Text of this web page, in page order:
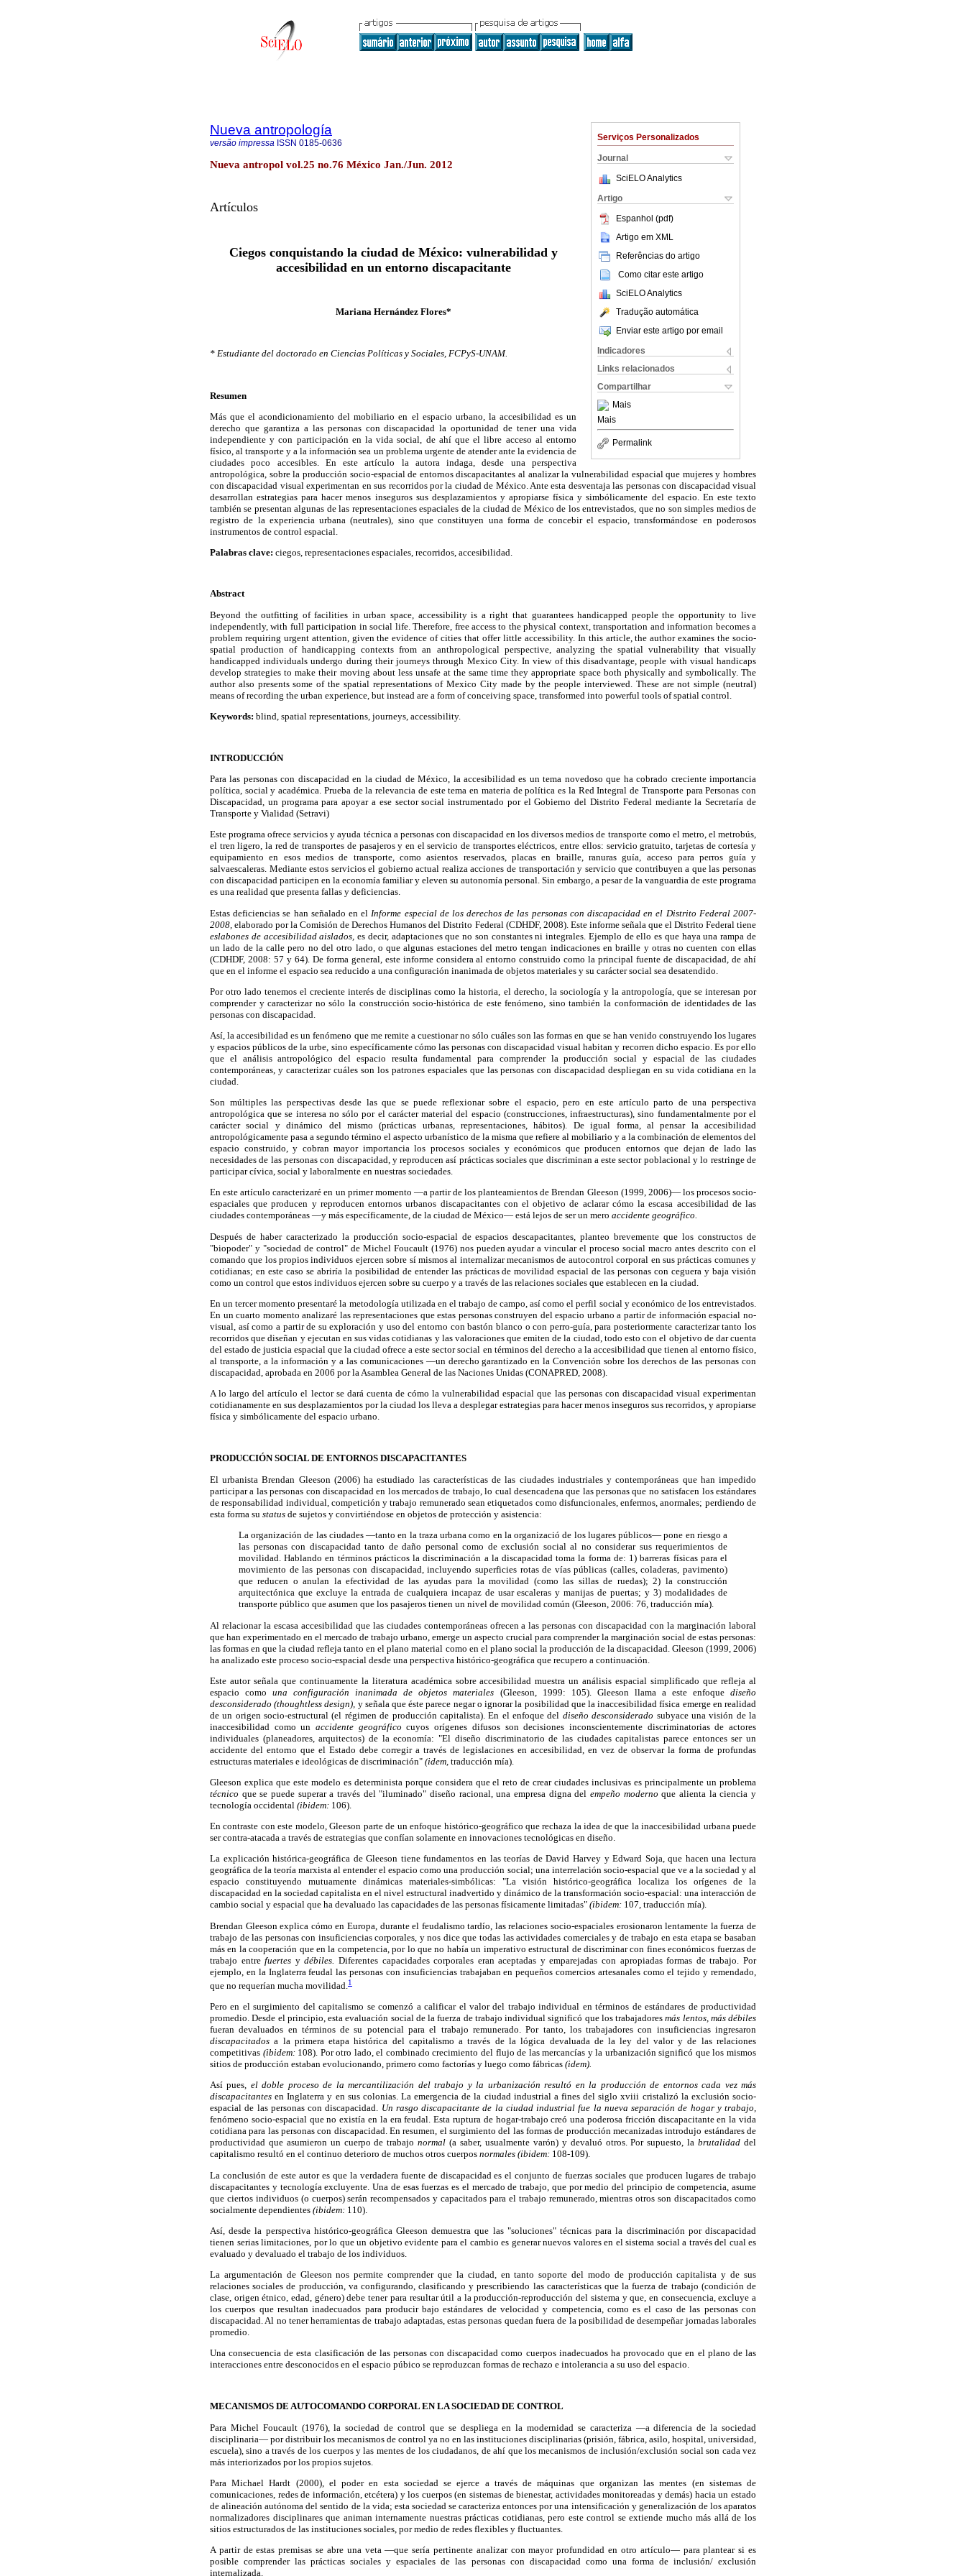
Serviços Personalizados
Journal
SciELO Analytics
Artigo
Espanhol (pdf)
Artigo em XML
Referências do artigo
Como citar este artigo
SciELO Analytics
Tradução automática
Enviar este artigo por email
Indicadores
Links relacionados
Compartilhar
Mais
Mais
Permalink
Nueva antropología
versão impressa ISSN 0185-0636
Nueva antropol vol.25 no.76 México Jan./Jun. 2012
Artículos
Ciegos conquistando la ciudad de México: vulnerabilidad y
accesibilidad en un entorno discapacitante
Mariana Hernández Flores*
* Estudiante del doctorado en Ciencias Políticas y Sociales, FCPyS-UNAM.
Resumen
Más que el acondicionamiento del mobiliario en el espacio urbano, la accesibilidad es un
derecho que garantiza a las personas con discapacidad la oportunidad de tener una vida
independiente y con participación en la vida social, de ahí que el libre acceso al entorno
físico, al transporte y a la información sea un problema urgente de atender ante la evidencia de
ciudades poco accesibles. En este artículo la autora indaga, desde una perspectiva
antropológica, sobre la producción socio-espacial de entornos discapacitantes al analizar la vulnerabilidad espacial que mujeres y hombres
con discapacidad visual experimentan en sus recorridos por la ciudad de México. Ante esta desventaja las personas con discapacidad visual
desarrollan estrategias para hacer menos inseguros sus desplazamientos y apropiarse física y simbólicamente del espacio. En este texto
también se presentan algunas de las representaciones espaciales de la ciudad de México de los entrevistados, que no son simples medios de
registro de la experiencia urbana (neutrales), sino que constituyen una forma de concebir el espacio, transformándose en poderosos
instrumentos de control espacial.
Palabras clave: ciegos, representaciones espaciales, recorridos, accesibilidad.
Abstract
Beyond the outfitting of facilities in urban space, accessibility is a right that guarantees handicapped people the opportunity to live
independently, with full participation in social life. Therefore, free access to the physical context, transportation and information becomes a
problem requiring urgent attention, given the evidence of cities that offer little accessibility. In this article, the author examines the socio-
spatial production of handicapping contexts from an anthropological perspective, analyzing the spatial vulnerability that visually
handicapped individuals undergo during their journeys through Mexico City. In view of this disadvantage, people with visual handicaps
develop strategies to make their moving about less unsafe at the same time they appropriate space both physically and symbolically. The
author also presents some of the spatial representations of Mexico City made by the people interviewed. These are not simple (neutral)
means of recording the urban experience, but instead are a form of conceiving space, transformed into powerful tools of spatial control.
Keywords: blind, spatial representations, journeys, accessibility.
INTRODUCCIÓN
Para las personas con discapacidad en la ciudad de México, la accesibilidad es un tema novedoso que ha cobrado creciente importancia
política, social y académica. Prueba de la relevancia de este tema en materia de política es la Red Integral de Transporte para Personas con
Discapacidad, un programa para apoyar a ese sector social instrumentado por el Gobierno del Distrito Federal mediante la Secretaría de
Transporte y Vialidad (Setravi)
Este programa ofrece servicios y ayuda técnica a personas con discapacidad en los diversos medios de transporte como el metro, el metrobús,
el tren ligero, la red de transportes de pasajeros y en el servicio de transportes eléctricos, entre ellos: servicio gratuito, tarjetas de cortesía y
equipamiento en esos medios de transporte, como asientos reservados, placas en braille, ranuras guía, acceso para perros guía y
salvaescaleras. Mediante estos servicios el gobierno actual realiza acciones de transportación y servicio que contribuyen a que las personas
con discapacidad participen en la economía familiar y eleven su autonomía personal. Sin embargo, a pesar de la vanguardia de este programa
es una realidad que presenta fallas y deficiencias.
Estas deficiencias se han señalado en el Informe especial de los derechos de las personas con discapacidad en el Distrito Federal 2007-
2008, elaborado por la Comisión de Derechos Humanos del Distrito Federal (CDHDF, 2008). Este informe señala que el Distrito Federal tiene
eslabones de accesibilidad aislados, es decir, adaptaciones que no son constantes ni integrales. Ejemplo de ello es que haya una rampa de
un lado de la calle pero no del otro lado, o que algunas estaciones del metro tengan indicaciones en braille y otras no cuenten con ellas
(CDHDF, 2008: 57 y 64). De forma general, este informe considera al entorno construido como la principal fuente de discapacidad, de ahí
que en el informe el espacio sea reducido a una configuración inanimada de objetos materiales y su carácter social sea desatendido.
Por otro lado tenemos el creciente interés de disciplinas como la historia, el derecho, la sociología y la antropología, que se interesan por
comprender y caracterizar no sólo la construcción socio-histórica de este fenómeno, sino también la conformación de identidades de las
personas con discapacidad.
Así, la accesibilidad es un fenómeno que me remite a cuestionar no sólo cuáles son las formas en que se han venido construyendo los lugares
y espacios públicos de la urbe, sino específicamente cómo las personas con discapacidad visual habitan y recorren dicho espacio. Es por ello
que el análisis antropológico del espacio resulta fundamental para comprender la producción social y espacial de las ciudades
contemporáneas, y caracterizar cuáles son los patrones espaciales que las personas con discapacidad despliegan en su vida cotidiana en la
ciudad.
Son múltiples las perspectivas desde las que se puede reflexionar sobre el espacio, pero en este artículo parto de una perspectiva
antropológica que se interesa no sólo por el carácter material del espacio (construcciones, infraestructuras), sino fundamentalmente por el
carácter social y dinámico del mismo (prácticas urbanas, representaciones, hábitos). De igual forma, al pensar la accesibilidad
antropológicamente pasa a segundo término el aspecto urbanístico de la misma que refiere al mobiliario y a la combinación de elementos del
espacio construido, y cobran mayor importancia los procesos sociales y económicos que producen entornos que dejan de lado las
necesidades de las personas con discapacidad, y reproducen así prácticas sociales que discriminan a este sector poblacional y lo restringe de
participar cívica, social y laboralmente en nuestras sociedades.
En este artículo caracterizaré en un primer momento —a partir de los planteamientos de Brendan Gleeson (1999, 2006)— los procesos socio-
espaciales que producen y reproducen entornos urbanos discapacitantes con el objetivo de aclarar cómo la escasa accesibilidad de las
ciudades contemporáneas —y más específicamente, de la ciudad de México— está lejos de ser un mero accidente geográfico.
Después de haber caracterizado la producción socio-espacial de espacios descapacitantes, planteo brevemente que los constructos de
"biopoder" y "sociedad de control" de Michel Foucault (1976) nos pueden ayudar a vincular el proceso social macro antes descrito con el
comando que los propios individuos ejercen sobre sí mismos al internalizar mecanismos de autocontrol corporal en sus prácticas comunes y
cotidianas; en este caso se abriría la posibilidad de entender las prácticas de movilidad espacial de las personas con ceguera y baja visión
como un control que estos individuos ejercen sobre su cuerpo y a través de las relaciones sociales que establecen en la ciudad.
En un tercer momento presentaré la metodología utilizada en el trabajo de campo, así como el perfil social y económico de los entrevistados.
En un cuarto momento analizaré las representaciones que estas personas construyen del espacio urbano a partir de información espacial no-
visual, así como a partir de su exploración y uso del entorno con bastón blanco o con perro-guía, para posteriormente caracterizar tanto los
recorridos que diseñan y ejecutan en sus vidas cotidianas y las valoraciones que emiten de la ciudad, todo esto con el objetivo de dar cuenta
del estado de justicia espacial que la ciudad ofrece a este sector social en términos del derecho a la accesibilidad que tienen al entorno físico,
al transporte, a la información y a las comunicaciones —un derecho garantizado en la Convención sobre los derechos de las personas con
discapacidad, aprobada en 2006 por la Asamblea General de las Naciones Unidas (CONAPRED, 2008).
A lo largo del artículo el lector se dará cuenta de cómo la vulnerabilidad espacial que las personas con discapacidad visual experimentan
cotidianamente en sus desplazamientos por la ciudad los lleva a desplegar estrategias para hacer menos inseguros sus recorridos, y apropiarse
física y simbólicamente del espacio urbano.
PRODUCCIÓN SOCIAL DE ENTORNOS DISCAPACITANTES
El urbanista Brendan Gleeson (2006) ha estudiado las características de las ciudades industriales y contemporáneas que han impedido
participar a las personas con discapacidad en los mercados de trabajo, lo cual desencadena que las personas que no satisfacen los estándares
de responsabilidad individual, competición y trabajo remunerado sean etiquetados como disfuncionales, enfermos, anormales; perdiendo de
esta forma su status de sujetos y convirtiéndose en objetos de protección y asistencia:
La organización de las ciudades —tanto en la traza urbana como en la organizació de los lugares públicos— pone en riesgo a
las personas con discapacidad tanto de daño personal como de exclusión social al no considerar sus requerimientos de
movilidad. Hablando en términos prácticos la discriminación a la discapacidad toma la forma de: 1) barreras físicas para el
movimiento de las personas con discapacidad, incluyendo superficies rotas de vías públicas (calles, coladeras, pavimento)
que reducen o anulan la efectividad de las ayudas para la movilidad (como las sillas de ruedas); 2) la construcción
arquitectónica que excluye la entrada de cualquiera incapaz de usar escaleras y manijas de puertas; y 3) modalidades de
transporte público que asumen que los pasajeros tienen un nivel de movilidad común (Gleeson, 2006: 76, traducción mía).
Al relacionar la escasa accesibilidad que las ciudades contemporáneas ofrecen a las personas con discapacidad con la marginación laboral
que han experimentado en el mercado de trabajo urbano, emerge un aspecto crucial para comprender la marginación social de estas personas:
las formas en que la ciudad refleja tanto en el plano material como en el plano social la producción de la discapacidad. Gleeson (1999, 2006)
ha analizado este proceso socio-espacial desde una perspectiva histórico-geográfica que recupero a continuación.
Este autor señala que continuamente la literatura académica sobre accesibilidad muestra un análisis espacial simplificado que refleja al
espacio comouna configuración inanimada de objetos materiales (Gleeson, 1999: 105). Gleeson llama a este enfoque diseño
desconsiderado (thoughtless design), y señala que éste parece negar o ignorar la posibilidad que la inaccesibilidad física emerge en realidad
de un origen socio-estructural (el régimen de producción capitalista). En el enfoque del diseño desconsiderado subyace una visión de la
inaccesibilidad como unaccidente geográfico cuyos orígenes difusos son decisiones inconscientemente discriminatorias de actores
individuales (planeadores, arquitectos) de la economía: "El diseño discriminatorio de las ciudades capitalistas parece entonces ser un
accidente del entorno que el Estado debe corregir a través de legislaciones en accesibilidad, en vez de observar la forma de profundas
estructuras materiales e ideológicas de discriminación" (idem, traducción mía).
Gleeson explica que este modelo es determinista porque considera que el reto de crear ciudades inclusivas es principalmente un problema
técnico que se puede superar a través del "iluminado" diseño racional, una empresa digna del empeño moderno que alienta la ciencia y
tecnología occidental (ibidem: 106).
En contraste con este modelo, Gleeson parte de un enfoque histórico-geográfico que rechaza la idea de que la inaccesibilidad urbana puede
ser contra-atacada a través de estrategias que confían solamente en innovaciones tecnológicas en diseño.
La explicación histórica-geográfica de Gleeson tiene fundamentos en las teorías de David Harvey y Edward Soja, que hacen una lectura
geográfica de la teoría marxista al entender el espacio como una producción social; una interrelación socio-espacial que ve a la sociedad y al
espacio constituyendo mutuamente dinámicas materiales-simbólicas: "La visión histórico-geográfica localiza los orígenes de la
discapacidad en la sociedad capitalista en el nivel estructural inadvertido y dinámico de la transformación socio-espacial: una interacción de
cambio social y espacial que ha devaluado las capacidades de las personas físicamente limitadas" (ibidem: 107, traducción mía).
Brendan Gleeson explica cómo en Europa, durante el feudalismo tardío, las relaciones socio-espaciales erosionaron lentamente la fuerza de
trabajo de las personas con insuficiencias corporales, y nos dice que todas las actividades comerciales y de trabajo en esta etapa se basaban
más en la cooperación que en la competencia, por lo que no había un imperativo estructural de discriminar con fines económicos fuerzas de
trabajo entrefuertes ydébiles. Diferentes capacidades corporales eran aceptadas y emparejadas con apropiadas formas de trabajo. Por
ejemplo, en la Inglaterra feudal las personas con insuficiencias trabajaban en pequeños comercios artesanales como el tejido y remendado,
que no requerían mucha movilidad. 1
Pero en el surgimiento del capitalismo se comenzó a calificar el valor del trabajo individual en términos de estándares de productividad
promedio. Desde el principio, esta evaluación social de la fuerza de trabajo individual significó que los trabajadoresmás lentos, más débiles
fueran devaluados en términos de su potencial para el trabajo remunerado. Por tanto, los trabajadores con insuficiencias ingresaron
discapacitados a la primera etapa histórica del capitalismo a través de la lógica devaluada de la ley del valor y de las relaciones
competitivas (ibidem:108). Por otro lado, el combinado crecimiento del flujo de las mercancías y la urbanización significó que los mismos
sitios de producción estaban evolucionando, primero como factorías y luego como fábricas (idem).
Así pues, el doble proceso de la mercantilización del trabajo y la urbanización resultó en la producción de entornos cada vez más
discapacitantes en Inglaterra y en sus colonias. La emergencia de la ciudad industrial a fines del siglo xviii cristalizó la exclusión socio-
espacial de las personas con discapacidad. Un rasgo discapacitante de la ciudad industrial fue la nueva separación de hogar y trabajo,
fenómeno socio-espacial que no existía en la era feudal. Esta ruptura de hogar-trabajo creó una poderosa fricción discapacitante en la vida
cotidiana para las personas con discapacidad. En resumen, el surgimiento del las formas de producción mecanizadas introdujo estándares de
productividad que asumieron un cuerpo de trabajonormal (a saber, usualmente varón) y devaluó otros. Por supuesto, labrutalidad del
capitalismo resultó en el continuo deterioro de muchos otros cuerpos normales (ibidem: 108-109).
La conclusión de este autor es que la verdadera fuente de discapacidad es el conjunto de fuerzas sociales que producen lugares de trabajo
discapacitantes y tecnología excluyente. Una de esas fuerzas es el mercado de trabajo, que por medio del principio de competencia, asume
que ciertos individuos (o cuerpos) serán recompensados y capacitados para el trabajo remunerado, mientras otros son discapacitados como
socialmente dependientes (ibidem: 110).
Así, desde la perspectiva histórico-geográfica Gleeson demuestra que las "soluciones" técnicas para la discriminación por discapacidad
tienen serias limitaciones, por lo que un objetivo evidente para el cambio es generar nuevos valores en el sistema social a través del cual es
evaluado y devaluado el trabajo de los individuos.
La argumentación de Gleeson nos permite comprender que la ciudad, en tanto soporte del modo de producción capitalista y de sus
relaciones sociales de producción, va configurando, clasificando y prescribiendo las características que la fuerza de trabajo (condición de
clase, origen étnico, edad, género) debe tener para resultar útil a la producción-reproducción del sistema y que, en consecuencia, excluye a
los cuerpos que resultan inadecuados para producir bajo estándares de velocidad y competencia, como es el caso de las personas con
discapacidad. Al no tener herramientas de trabajo adaptadas, estas personas quedan fuera de la posibilidad de desempeñar jornadas laborales
promedio.
Una consecuencia de esta clasificación de las personas con discapacidad como cuerpos inadecuados ha provocado que en el plano de las
interacciones entre desconocidos en el espacio púbico se reproduzcan formas de rechazo e intolerancia a su uso del espacio.
MECANISMOS DE AUTOCOMANDO CORPORAL EN LA SOCIEDAD DE CONTROL
Para Michel Foucault (1976), la sociedad de control que se despliega en la modernidad se caracteriza —a diferencia de la sociedad
disciplinaria— por distribuir los mecanismos de control ya no en las instituciones disciplinarias (prisión, fábrica, asilo, hospital, universidad,
escuela), sino a través de los cuerpos y las mentes de los ciudadanos, de ahí que los mecanismos de inclusión/exclusión social son cada vez
más interiorizados por los propios sujetos.
Para Michael Hardt (2000), el poder en esta sociedad se ejerce a través de máquinas que organizan las mentes (en sistemas de
comunicaciones, redes de información, etcétera) y los cuerpos (en sistemas de bienestar, actividades monitoreadas y demás) hacia un estado
de alineación autónoma del sentido de la vida; esta sociedad se caracteriza entonces por una intensificación y generalización de los aparatos
normalizadores disciplinares que animan internamente nuestras prácticas cotidianas, pero este control se extiende mucho más allá de los
sitios estructurados de las instituciones sociales, por medio de redes flexibles y fluctuantes.
A partir de estas premisas se abre una veta —que sería pertinente analizar con mayor profundidad en otro artículo— para plantear si es
posible comprender las prácticas sociales y espaciales de las personas con discapacidad como una forma de inclusión/ exclusión
internalizada.